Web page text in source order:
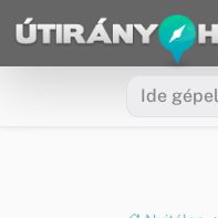
Ugrás a menüre
Ugrás a tartalomra